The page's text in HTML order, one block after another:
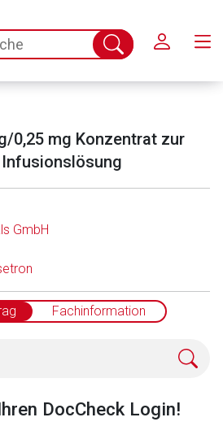
Suche
abschicken
0,25 mg Konzentrat zur
GmbH
Fachinformation
DocCheck Login!
Seite
Link öffnet eine externe Web-
externen Web-Seite ist deren
zur rote-liste.de Zur Seite